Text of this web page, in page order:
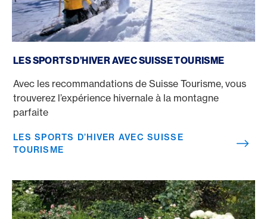
LES SPORTS D’HIVER AVEC SUISSE TOURISME
Avec les recommandations de Suisse Tourisme, vous
trouverez l’expérience hivernale à la montagne
parfaite
LES SPORTS D’HIVER AVEC SUISSE
TOURISME